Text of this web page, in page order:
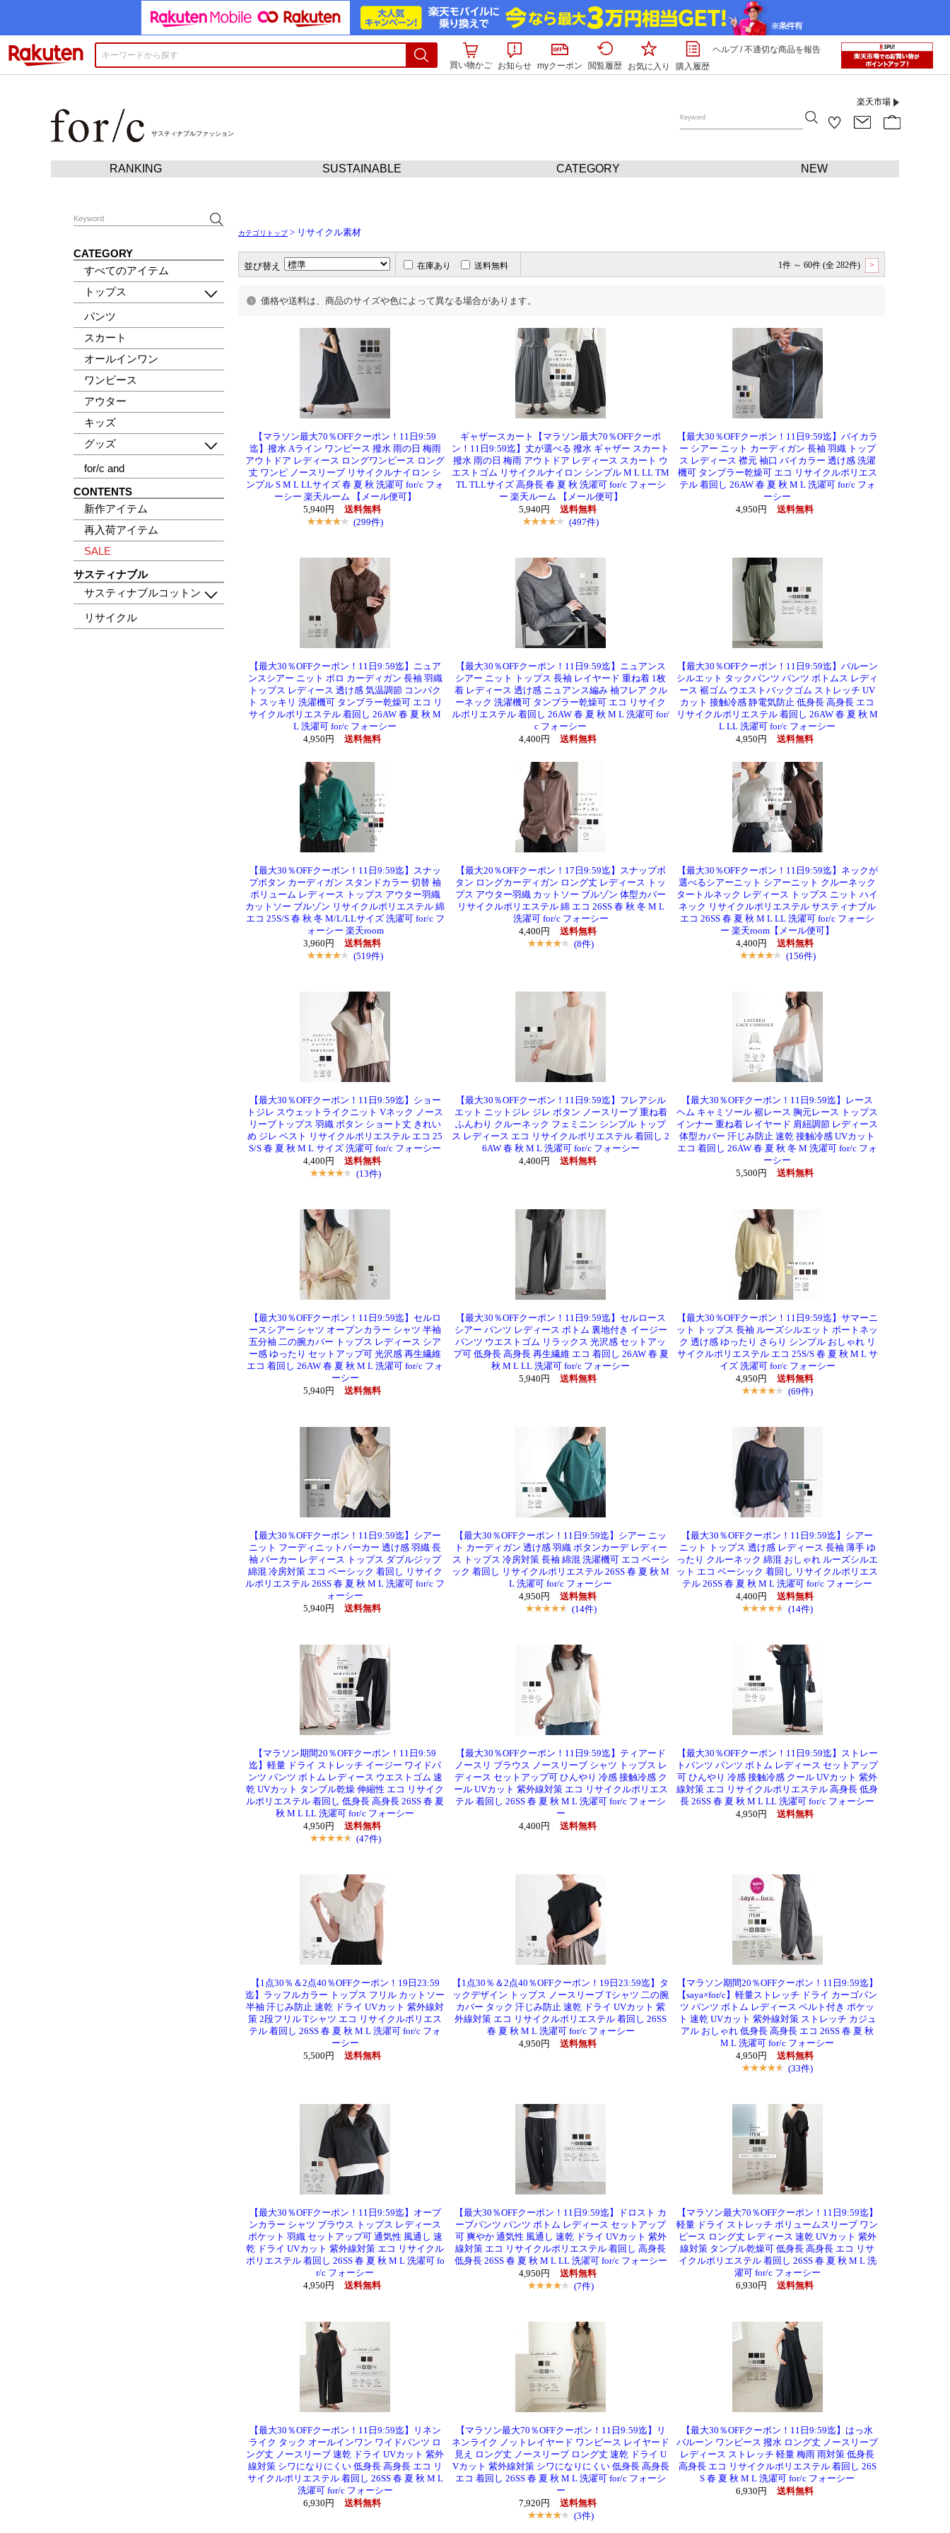
買い物かご
お知らせ myクーポン 閲覧履歴 お気に入り 購入履歴
ヘルプ/不適切な商品を報告
サスティナブルファッション
楽天市場
RANKING SUSTAINABLE CATEGORY NEW
CATEGORY
すべてのアイテム
トップス
パンツ
スカート
オールインワン
ワンピース
アウター
キッズ
グッズ
for/c and
CONTENTS
新作アイテム
再入荷アイテム
SALE
サスティナブル
サスティナブルコットン
リサイクル
カテゴリトップ> リサイクル素材
並び替え 在庫あり 送料無料 1件 ～ 60件 (全 282件) >
価格や送料は、商品のサイズや色によって異なる場合があります。
【マラソン最大70％OFFクーポン！11日9:59
迄】撥水 Aライン ワンピース 撥水 雨の日 梅雨
アウトドア レディース ロングワンピース ロング
丈 ワンピ ノースリーブ リサイクルナイロン シ
ンプル S M L LLサイズ 春 夏 秋 洗濯可 for/c フォ
ーシー 楽天ルーム 【メール便可】
5,940円
送料無料
(299件)
ギャザースカート【マラソン最大70％OFFクーポ
ン！11日9:59迄】丈が選べる 撥水 ギャザー スカート
撥水 雨の日 梅雨 アウトドア レディース スカート ウ
エストゴム リサイクルナイロン シンプル M L LL TM
TL TLLサイズ 高身長 春 夏 秋 洗濯可 for/c フォーシ
ー 楽天ルーム 【メール便可】
5,940円
送料無料
(497件)
【最大30％OFFクーポン！11日9:59迄】バイカラ
ー シアー ニット カーディガン 長袖 羽織 トップ
ス レディース 襟元 袖口 バイカラー 透け感 洗濯
機可 タンブラー乾燥可 エコ リサイクルポリエス
テル 着回し 26AW 春 夏 秋 M L 洗濯可 for/c フォ
ーシー
4,950円
送料無料
【最大30％OFFクーポン！11日9:59迄】ニュア
ンスシアー ニット ポロ カーディガン 長袖 羽織
トップス レディース 透け感 気温調節 コンパク
ト スッキリ 洗濯機可 タンブラー乾燥可 エコ リ
サイクルポリエステル 着回し 26AW 春 夏 秋 M
L 洗濯可 for/c フォーシー
4,950円
送料無料
【最大30％OFFクーポン！11日9:59迄】ニュアンス
シアー ニット トップス 長袖 レイヤード 重ね着 1枚
着 レディース 透け感 ニュアンス編み 袖フレア クル
ーネック 洗濯機可 タンブラー乾燥可 エコ リサイク
ルポリエステル 着回し 26AW 春 夏 秋 M L 洗濯可 for/
c フォーシー
4,400円
送料無料
【最大30％OFFクーポン！11日9:59迄】バルーン
シルエット タックパンツ パンツ ボトムス レディ
ース 裾ゴム ウエストバックゴム ストレッチ UV
カット 接触冷感 静電気防止 低身長 高身長 エコ
リサイクルポリエステル 着回し 26AW 春 夏 秋 M
L LL 洗濯可 for/c フォーシー
4,950円
送料無料
【最大30％OFFクーポン！11日9:59迄】スナッ
プボタン カーディガン スタンドカラー 切替 袖
ボリューム レディース トップス アウター羽織
カットソー ブルゾン リサイクルポリエステル 綿
エコ 25S/S 春 秋 冬 M/L/LLサイズ 洗濯可 for/c フ
ォーシー 楽天room
3,960円
送料無料
(519件)
【最大20％OFFクーポン！17日9:59迄】スナップボ
タン ロングカーディガン ロング丈 レディース トッ
プス アウター羽織 カットソー ブルゾン 体型カバー
リサイクルポリエステル 綿 エコ 26SS 春 秋 冬 M L
洗濯可 for/c フォーシー
4,400円
送料無料
(8件)
【最大30％OFFクーポン！11日9:59迄】ネックが
選べるシアーニット シアーニット クルーネック
タートルネック レディース トップス ニット ハイ
ネック リサイクルポリエステル サスティナブル
エコ 26SS 春 夏 秋 M L LL 洗濯可 for/c フォーシ
ー 楽天room【メール便可】
4,400円
送料無料
(156件)
【最大30％OFFクーポン！11日9:59迄】ショー
トジレ スウェットライクニット Vネック ノース
リーブトップス 羽織 ボタン ショート丈 きれい
め ジレ ベスト リサイクルポリエステル エコ 25
S/S 春 夏 秋 M L サイズ 洗濯可 for/c フォーシー
4,400円
送料無料
(13件)
【最大30％OFFクーポン！11日9:59迄】フレアシル
エット ニットジレ ジレ ボタン ノースリーブ 重ね着
ふんわり クルーネック フェミニン シンプル トップ
ス レディース エコ リサイクルポリエステル 着回し 2
6AW 春 秋 M L 洗濯可 for/c フォーシー
4,400円
送料無料
【最大30％OFFクーポン！11日9:59迄】レース
ヘム キャミソール 裾レース 胸元レース トップス
インナー 重ね着 レイヤード 肩紐調節 レディース
体型カバー 汗じみ防止 速乾 接触冷感 UVカット
エコ 着回し 26AW 春 夏 秋 冬 M 洗濯可 for/c フォ
ーシー
5,500円
送料無料
【最大30％OFFクーポン！11日9:59迄】セルロ
ースシアー シャツ オープンカラー シャツ 半袖
五分袖 二の腕カバー トップス レディース シア
ー感 ゆったり セットアップ可 光沢感 再生繊維
エコ 着回し 26AW 春 夏 秋 M L 洗濯可 for/c フォ
ーシー
5,940円
送料無料
【最大30％OFFクーポン！11日9:59迄】セルロース
シアー パンツ レディース ボトム 裏地付き イージー
パンツ ウエストゴム リラックス 光沢感 セットアッ
プ可 低身長 高身長 再生繊維 エコ 着回し 26AW 春 夏
秋 M L LL 洗濯可 for/c フォーシー
5,940円
送料無料
【最大30％OFFクーポン！11日9:59迄】サマーニ
ット トップス 長袖 ルーズシルエット ボートネッ
ク 透け感 ゆったり さらり シンプル おしゃれ リ
サイクルポリエステル エコ 25S/S 春 夏 秋 M L サ
イズ 洗濯可 for/c フォーシー
4,950円
送料無料
(69件)
【最大30％OFFクーポン！11日9:59迄】シアー
ニット フーディニットパーカー 透け感 羽織 長
袖 パーカー レディース トップス ダブルジップ
綿混 冷房対策 エコ ベーシック 着回し リサイク
ルポリエステル 26SS 春 夏 秋 M L 洗濯可 for/c フ
ォーシー
5,940円
送料無料
【最大30％OFFクーポン！11日9:59迄】シアー ニッ
ト カーディガン 透け感 羽織 ボタンカーデ レディー
ス トップス 冷房対策 長袖 綿混 洗濯機可 エコ ベーシ
ック 着回し リサイクルポリエステル 26SS 春 夏 秋 M
L 洗濯可 for/c フォーシー
4,950円
送料無料
(14件)
【最大30％OFFクーポン！11日9:59迄】シアー
ニット トップス 透け感 レディース 長袖 薄手 ゆ
ったり クルーネック 綿混 おしゃれ ルーズシルエ
ット エコ ベーシック 着回し リサイクルポリエス
テル 26SS 春 夏 秋 M L 洗濯可 for/c フォーシー
4,400円
送料無料
(14件)
【マラソン期間20％OFFクーポン！11日9:59
迄】軽量 ドライ ストレッチ イージー ワイドパ
ンツ パンツ ボトム レディース ウエストゴム 速
乾 UVカット タンブル乾燥 伸縮性 エコ リサイク
ルポリエステル 着回し 低身長 高身長 26SS 春 夏
秋 M L LL 洗濯可 for/c フォーシー
4,950円
送料無料
(47件)
【最大30％OFFクーポン！11日9:59迄】ティアード
ノースリ ブラウス ノースリーブ シャツ トップス レ
ディース セットアップ可 ひんやり 冷感 接触冷感 ク
ール UVカット 紫外線対策 エコ リサイクルポリエス
テル 着回し 26SS 春 夏 秋 M L 洗濯可 for/c フォーシ
ー
4,400円
送料無料
【最大30％OFFクーポン！11日9:59迄】ストレー
トパンツ パンツ ボトム レディース セットアップ
可 ひんやり 冷感 接触冷感 クール UVカット 紫外
線対策 エコ リサイクルポリエステル 高身長 低身
長 26SS 春 夏 秋 M L LL 洗濯可 for/c フォーシー
4,950円
送料無料
【1点30％＆2点40％OFFクーポン！19日23:59
迄】ラッフルカラー トップス フリル カットソー
半袖 汗じみ防止 速乾 ドライ UVカット 紫外線対
策 2段フリル Tシャツ エコ リサイクルポリエス
テル 着回し 26SS 春 夏 秋 M L 洗濯可 for/c フォ
ーシー
5,500円
送料無料
【1点30％＆2点40％OFFクーポン！19日23:59迄】タ
ックデザイン トップス ノースリーブ Tシャツ 二の腕
カバー タック 汗じみ防止 速乾 ドライ UVカット 紫
外線対策 エコ リサイクルポリエステル 着回し 26SS
春 夏 秋 M L 洗濯可 for/c フォーシー
4,950円
送料無料
【マラソン期間20％OFFクーポン！11日9:59迄】
【saya×for/c】軽量ストレッチ ドライ カーゴパン
ツ パンツ ボトム レディース ベルト付き ポケッ
ト 速乾 UVカット 紫外線対策 ストレッチ カジュ
アル おしゃれ 低身長 高身長 エコ 26SS 春 夏 秋
M L 洗濯可 for/c フォーシー
4,950円
送料無料
(33件)
【最大30％OFFクーポン！11日9:59迄】オープ
ンカラー シャツ ブラウス トップス レディース
ポケット 羽織 セットアップ可 通気性 風通し 速
乾 ドライ UVカット 紫外線対策 エコ リサイクル
ポリエステル 着回し 26SS 春 夏 秋 M L 洗濯可 fo
r/c フォーシー
4,950円
送料無料
【最大30％OFFクーポン！11日9:59迄】ドロスト カ
ーブパンツ パンツ ボトム レディース セットアップ
可 爽やか 通気性 風通し 速乾 ドライ UVカット 紫外
線対策 エコ リサイクルポリエステル 着回し 高身長
低身長 26SS 春 夏 秋 M L LL 洗濯可 for/c フォーシー
4,950円
送料無料
(7件)
【マラソン最大70％OFFクーポン！11日9:59迄】
軽量 ドライ ストレッチ ボリュームスリーブ ワン
ピース ロング丈 レディース 速乾 UVカット 紫外
線対策 タンブル乾燥可 低身長 高身長 エコ リサ
イクルポリエステル 着回し 26SS 春 夏 秋 M L 洗
濯可 for/c フォーシー
6,930円
送料無料
【最大30％OFFクーポン！11日9:59迄】リネン
ライク タック オールインワン ワイドパンツ ロ
ング丈 ノースリーブ 速乾 ドライ UVカット 紫外
線対策 シワになりにくい 低身長 高身長 エコ リ
サイクルポリエステル 着回し 26SS 春 夏 秋 M L
洗濯可 for/c フォーシー
6,930円
送料無料
【マラソン最大70％OFFクーポン！11日9:59迄】リ
ネンライク ノットレイヤード ワンピース レイヤード
見え ロング丈 ノースリーブ ロング丈 速乾 ドライ U
Vカット 紫外線対策 シワになりにくい 低身長 高身長
エコ 着回し 26SS 春 夏 秋 M L 洗濯可 for/c フォーシ
ー
7,920円
送料無料
(3件)
【最大30％OFFクーポン！11日9:59迄】はっ水
バルーン ワンピース 撥水 ロング丈 ノースリーブ
レディース ストレッチ 軽量 梅雨 雨対策 低身長
高身長 エコ リサイクルポリエステル 着回し 26S
S 春 夏 秋 M L 洗濯可 for/c フォーシー
6,930円
送料無料